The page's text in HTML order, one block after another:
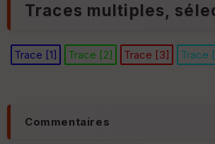
Traces multiples,
Trace [1] Trace [2] Trace [3] Trace
Commentaires